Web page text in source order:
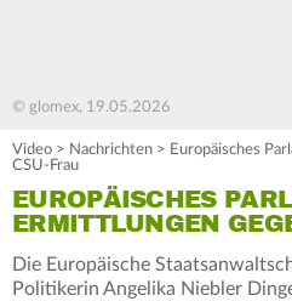
© glomex, 19.05.2026
Video > Nachrichten > Europäisches
CSU-Frau
EUROPÄISCHES
ERMITTLUNGEN
Die Europäische
Politikerin Angelika Niebler